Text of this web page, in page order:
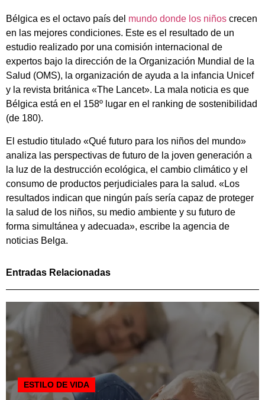
Bélgica es el octavo país del mundo donde los niños crecen
en las mejores condiciones. Este es el resultado de un
estudio realizado por una comisión internacional de
expertos bajo la dirección de la Organización Mundial de la
Salud (OMS), la organización de ayuda a la infancia Unicef
y la revista británica «The Lancet». La mala noticia es que
Bélgica está en el 158º lugar en el ranking de sostenibilidad
(de 180).
El estudio titulado «Qué futuro para los niños del mundo»
analiza las perspectivas de futuro de la joven generación a
la luz de la destrucción ecológica, el cambio climático y el
consumo de productos perjudiciales para la salud. «Los
resultados indican que ningún país sería capaz de proteger
la salud de los niños, su medio ambiente y su futuro de
forma simultánea y adecuada», escribe la agencia de
noticias Belga.
Entradas Relacionadas
ESTILO DE VIDA